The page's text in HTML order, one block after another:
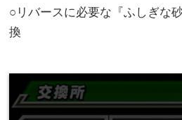
○リバースに必要な『ふしぎな
換